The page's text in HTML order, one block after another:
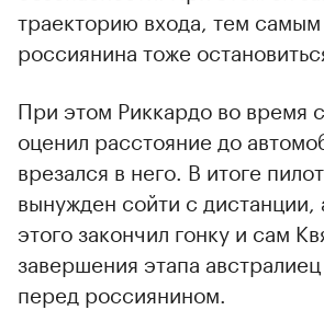
траекторию входа, тем
россиянина тоже
При этом Риккардо во время
оценил расстояние до
врезался в него. В итоге
вынужден сойти с дистанции,
этого закончил гонку и сам
завершения этапа
перед россиянином.